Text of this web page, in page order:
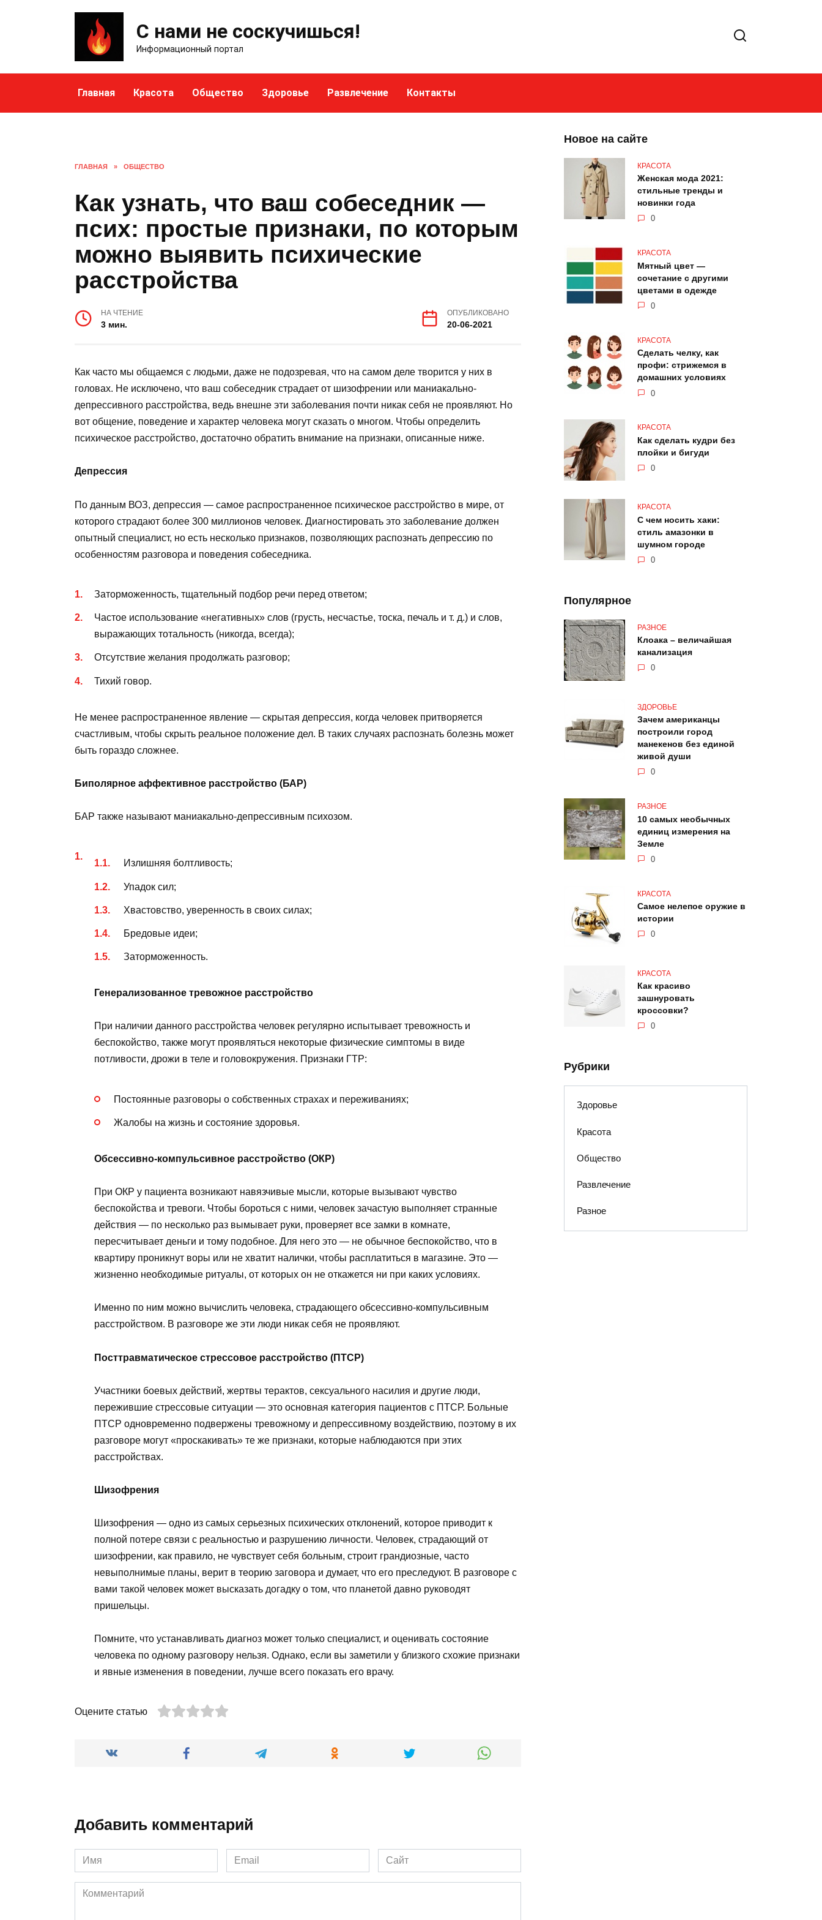
С нами не соскучишься!
Информационный портал
Главная Красота Общество Здоровье Развлечение Контакты
ГЛАВНАЯ » ОБЩЕСТВО
Как узнать, что ваш собеседник —
псих: простые признаки, по которым
можно выявить психические
расстройства
НА ЧТЕНИЕ
3 мин.
ОПУБЛИКОВАНО
20-06-2021
Как часто мы общаемся с людьми, даже не подозревая, что на самом деле творится у них в
головах. Не исключено, что ваш собеседник страдает от шизофрении или маниакально-
депрессивного расстройства, ведь внешне эти заболевания почти никак себя не проявляют. Но
вот общение, поведение и характер человека могут сказать о многом. Чтобы определить
психическое расстройство, достаточно обратить внимание на признаки, описанные ниже.
Депрессия
По данным ВОЗ, депрессия — самое распространенное психическое расстройство в мире, от
которого страдают более 300 миллионов человек. Диагностировать это заболевание должен
опытный специалист, но есть несколько признаков, позволяющих распознать депрессию по
особенностям разговора и поведения собеседника.
Заторможенность, тщательный подбор речи перед ответом;
Частое использование «негативных» слов (грусть, несчастье, тоска, печаль и т. д.) и слов,
выражающих тотальность (никогда, всегда);
Отсутствие желания продолжать разговор;
Тихий говор.
Не менее распространенное явление — скрытая депрессия, когда человек притворяется
счастливым, чтобы скрыть реальное положение дел. В таких случаях распознать болезнь может
быть гораздо сложнее.
Биполярное аффективное расстройство (БАР)
БАР также называют маниакально-депрессивным психозом.
Излишняя болтливость;
Упадок сил;
Хвастовство, уверенность в своих силах;
Бредовые идеи;
Заторможенность.
Генерализованное тревожное расстройство
При наличии данного расстройства человек регулярно испытывает тревожность и
беспокойство, также могут проявляться некоторые физические симптомы в виде
потливости, дрожи в теле и головокружения. Признаки ГТР:
Постоянные разговоры о собственных страхах и переживаниях;
Жалобы на жизнь и состояние здоровья.
Обсессивно-компульсивное расстройство (ОКР)
При ОКР у пациента возникают навязчивые мысли, которые вызывают чувство
беспокойства и тревоги. Чтобы бороться с ними, человек зачастую выполняет странные
действия — по несколько раз вымывает руки, проверяет все замки в комнате,
пересчитывает деньги и тому подобное. Для него это — не обычное беспокойство, что в
квартиру проникнут воры или не хватит налички, чтобы расплатиться в магазине. Это —
жизненно необходимые ритуалы, от которых он не откажется ни при каких условиях.
Именно по ним можно вычислить человека, страдающего обсессивно-компульсивным
расстройством. В разговоре же эти люди никак себя не проявляют.
Посттравматическое стрессовое расстройство (ПТСР)
Участники боевых действий, жертвы терактов, сексуального насилия и другие люди,
пережившие стрессовые ситуации — это основная категория пациентов с ПТСР. Больные
ПТСР одновременно подвержены тревожному и депрессивному воздействию, поэтому в их
разговоре могут «проскакивать» те же признаки, которые наблюдаются при этих
расстройствах.
Шизофрения
Шизофрения — одно из самых серьезных психических отклонений, которое приводит к
полной потере связи с реальностью и разрушению личности. Человек, страдающий от
шизофрении, как правило, не чувствует себя больным, строит грандиозные, часто
невыполнимые планы, верит в теорию заговора и думает, что его преследуют. В разговоре с
вами такой человек может высказать догадку о том, что планетой давно руководят
пришельцы.
Помните, что устанавливать диагноз может только специалист, и оценивать состояние
человека по одному разговору нельзя. Однако, если вы заметили у близкого схожие признаки
и явные изменения в поведении, лучше всего показать его врачу.
Оцените статью
Добавить комментарий
Имя
*
Email
*
Сайт
Комментарий
Новое на сайте
КРАСОТА
Женская мода 2021:
стильные тренды и
новинки года
0
КРАСОТА
Мятный цвет —
сочетание с другими
цветами в одежде
0
КРАСОТА
Сделать челку, как
профи: стрижемся в
домашних условиях
0
КРАСОТА
Как сделать кудри без
плойки и бигуди
0
КРАСОТА
С чем носить хаки:
стиль амазонки в
шумном городе
0
Популярное
РАЗНОЕ
Клоака – величайшая
канализация
0
ЗДОРОВЬЕ
Зачем американцы
построили город
манекенов без единой
живой души
0
РАЗНОЕ
10 самых необычных
единиц измерения на
Земле
0
КРАСОТА
Самое нелепое оружие в
истории
0
КРАСОТА
Как красиво
зашнуровать
кроссовки?
0
Рубрики
Здоровье
Красота
Общество
Развлечение
Разное